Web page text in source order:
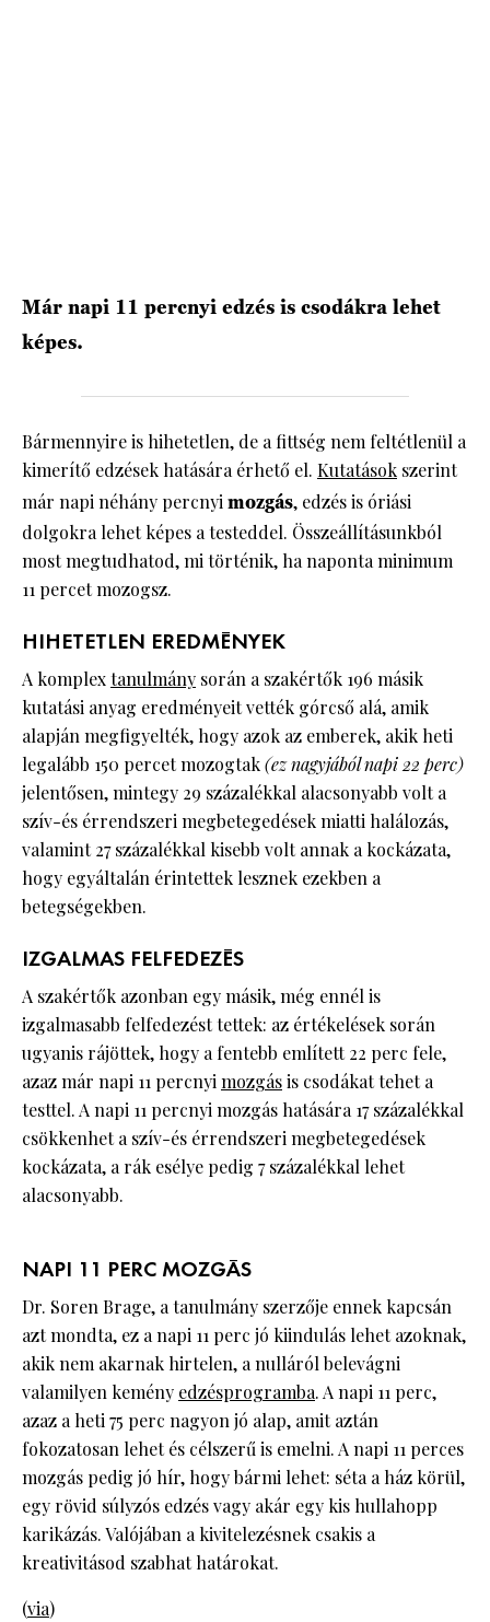
Már napi 11 percnyi edzés is csodákra lehet
képes.
Bármennyire is hihetetlen, de a fittség nem feltétlenül a
kimerítő edzések hatására érhető el. Kutatások szerint
már napi néhány percnyimozgás, edzés is óriási
dolgokra lehet képes a testeddel. Összeállításunkból
most megtudhatod, mi történik, ha naponta minimum
11 percet mozogsz.
HIHETETLEN EREDMÉNYEK
A komplextanulmány során a szakértők 196 másik
kutatási anyag eredményeit vették górcső alá, amik
alapján megfigyelték, hogy azok az emberek, akik heti
legalább 150 percet mozogtak(ez nagyjából napi 22 perc)
jelentősen, mintegy 29 százalékkal alacsonyabb volt a
szív-és érrendszeri megbetegedések miatti halálozás,
valamint 27 százalékkal kisebb volt annak a kockázata,
hogy egyáltalán érintettek lesznek ezekben a
betegségekben.
IZGALMAS FELFEDEZÉS
A szakértők azonban egy másik, még ennél is
izgalmasabb felfedezést tettek: az értékelések során
ugyanis rájöttek, hogy a fentebb említett 22 perc fele,
azaz már napi 11 percnyimozgásis csodákat tehet a
testtel. A napi 11 percnyi mozgás hatására 17 százalékkal
csökkenhet a szív-és érrendszeri megbetegedések
kockázata, a rák esélye pedig 7 százalékkal lehet
alacsonyabb.
NAPI 11 PERC MOZGÁS
Dr. Soren Brage, a tanulmány szerzője ennek kapcsán
azt mondta, ez a napi 11 perc jó kiindulás lehet azoknak,
akik nem akarnak hirtelen, a nulláról belevágni
valamilyen kemény edzésprogramba. A napi 11 perc,
azaz a heti 75 perc nagyon jó alap, amit aztán
fokozatosan lehet és célszerű is emelni. A napi 11 perces
mozgás pedig jó hír, hogy bármi lehet: séta a ház körül,
egy rövid súlyzós edzés vagy akár egy kis hullahopp
karikázás. Valójában a kivitelezésnek csakis a
kreativitásod szabhat határokat.
(via)